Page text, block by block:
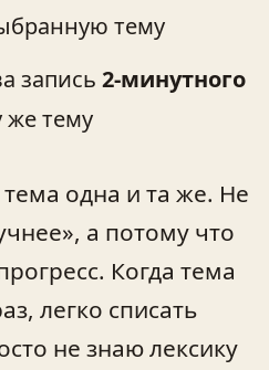
тему
запись 2‑минутного
же тему
одна и та же. Не
а потому что
Когда тема
легко списать
не знаю лексику